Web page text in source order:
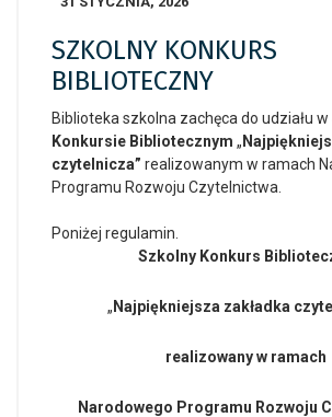
SZKOLNY KONKURS
BIBLIOTECZNY
Biblioteka szkolna zachęca do udziału w
Konkursie Bibliotecznym „
czytelnicza” realizowanym w ramach
Programu Rozwoju Czytelnictwa.
Poniżej regulamin.
Szkolny Konkurs
„Najpiękniejsza zakładka
realizowany w ramach
Narodowego Programu Rozwoju